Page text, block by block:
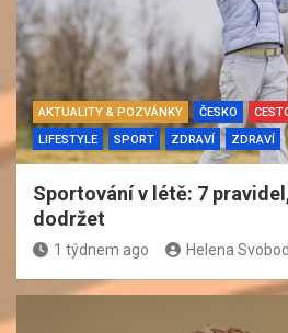
AKTUALITY & POZVÁNKY ČESKO
LIFESTYLE
SPORT ZDRAVÍ ZDRAVÍ
Sportování v létě: 7
dodržet
1 týdnem ago Helena